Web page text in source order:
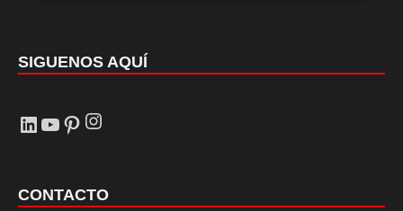
SIGUENOS AQUÍ
LinkedIn
YouTube
Pinterest
Instagram
CONTACTO